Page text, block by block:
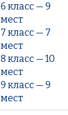
6 класс — 9
мест
7 класс — 7
мест
8 класс — 10
мест
9 класс — 9
мест